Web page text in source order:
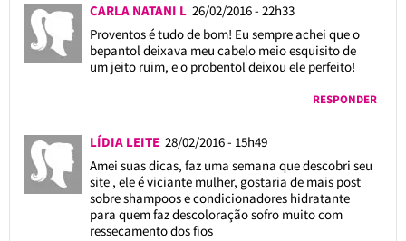
CARLA NATANI L 26/02/2016 - 22h33
Proventos é tudo de bom! Eu sempre achei que o
bepantol deixava meu cabelo meio esquisito de
um jeito ruim, e o probentol deixou ele perfeito!
RESPONDER
LÍDIA LEITE 28/02/2016 - 15h49
Amei suas dicas, faz uma semana que descobri seu
site , ele é viciante mulher, gostaria de mais post
sobre shampoos e condicionadores hidratante
para quem faz descoloração sofro muito com
ressecamento dos fios